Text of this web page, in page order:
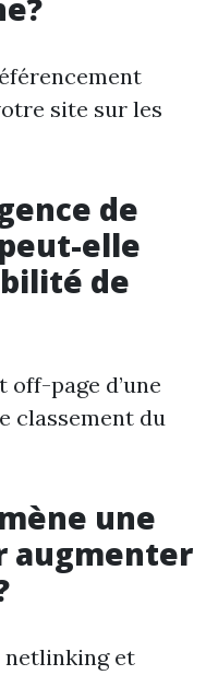
site sur les
de
elle
de
page d’une
classement du
une
augmenter
netlinking et